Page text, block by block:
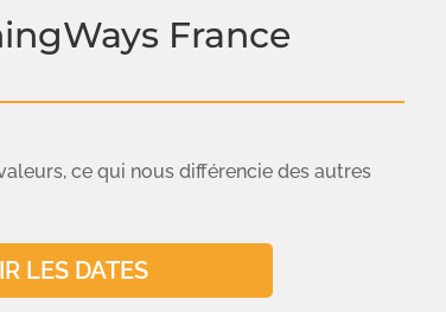
France
ce qui nous différencie des autres
LES DATES